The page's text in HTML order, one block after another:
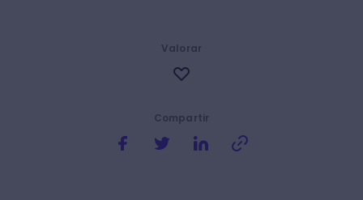
Compartir
Valorar